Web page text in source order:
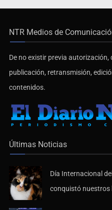
NTR Medios de
De no existir previa
publicación, retransmisión,
contenidos.
Últimas Noticias
Día Internacional
conquistó nuestros